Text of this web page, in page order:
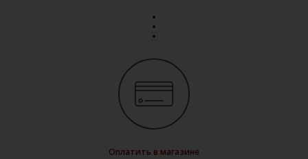
Оплатить в магазине